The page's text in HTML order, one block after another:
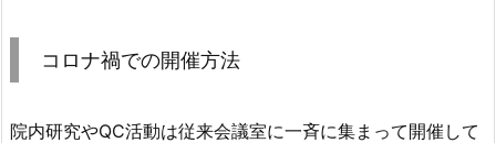
コロナ禍での開催方法
院内研究やQC活動は従来会議室に一斉に集まって開催して